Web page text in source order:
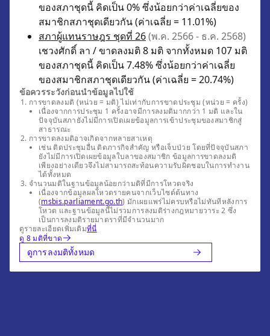
ของสภาชุดนี้ คิดเป็น 0% ซึ่งน้อยกว่าค่าเฉลี่ยของ
สมาชิกสภาชุดเดียวกัน (ค่าเฉลี่ย = 11.01%)
สภาผู้แทนราษฎร ชุดที่ 26(พ.ค. 2566 - ธ.ค. 2568)
เชวงศักดิ์ ลา / ขาดลงมติ 8 มติ จากทั้งหมด 107 มติ
ของสภาชุดนี้ คิดเป็น 7.48% ซึ่งน้อยกว่าค่าเฉลี่ย
ของสมาชิกสภาชุดเดียวกัน (ค่าเฉลี่ย = 20.74%)
ข้อควรระวังก่อนนำข้อมูลไปใช้
การขาดลงมติ (หน่วย = มติ) ไม่เท่ากับการขาดประชุม (หน่วย = ครั้ง)
เนื่องจากการประชุม 1 ครั้งอาจมีการลงมติมากกว่า 1 มติ และใน
ปัจจุบันสภายังไม่มีการเปิดเผยข้อมูลการเข้าประชุมของสมาชิกสู่
สาธารณะ
การขาดลงมติอาจเกิดจากหลายสาเหตุ
เช่น ติดประชุมอื่น ติดภารกิจสำคัญ หรือเจ็บป่วย โดยที่ปัจจุบันสภา
ยังไม่มีการเปิดเผยข้อมูลใบลาของสมาชิก ข้อมูลการขาดลงมติ
เพียงอย่างเดียวจึงไม่สามารถสะท้อนความรับผิดชอบในการทำงาน
ได้ทั้งหมด
จำนวนมติในฐานข้อมูลน้อยกว่ามติที่มีการโหวตจริง
เนื่องจากข้อมูลผลโหวตรายคนจากเว็บไซต์ต้นทาง
(msbis.parliament.go.th) มักเผยแพร่ไม่ครบหรือไม่ทันทีหลังการ
โหวต และฐานข้อมูลนี้ไม่รวมการลงมติร่างกฎหมายวาระ 2 ซึ่ง
เป็นการลงมติรายมาตราที่มีจำนวนมาก
ดูรายละเอียดเพิ่มเติมที่นี่
ดู 8 มติที่ขาด
ดูการลงมติทั้งหมด